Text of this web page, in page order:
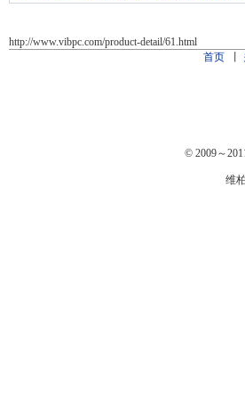
http://www.vibpc.com/product-detail/61.html
首页
© 2009～
维